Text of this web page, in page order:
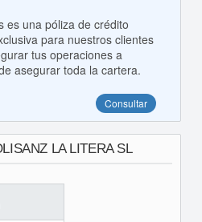
es una póliza de crédito
para nuestros clientes
tus operaciones a
asegurar toda la cartera.
Consultar
LA LITERA SL